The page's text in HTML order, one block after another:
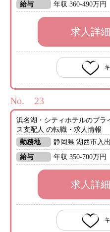
給与
年収 360-490万円
求人詳
No.
浜名湖・シティホテルのブラ
ス支配人 の転職・求人情報
勤務地
静岡県 湖西市入
給与
年収 350-700万円
求人詳